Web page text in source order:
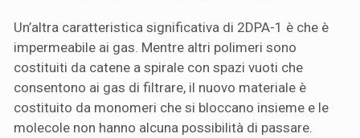
Un’altra caratteristica significativa di 2DPA-1 è che è
impermeabile ai gas. Mentre altri polimeri sono
costituiti da catene a spirale con spazi vuoti che
consentono ai gas di filtrare, il nuovo materiale è
costituito da monomeri che si bloccano insieme e le
molecole non hanno alcuna possibilità di passare.